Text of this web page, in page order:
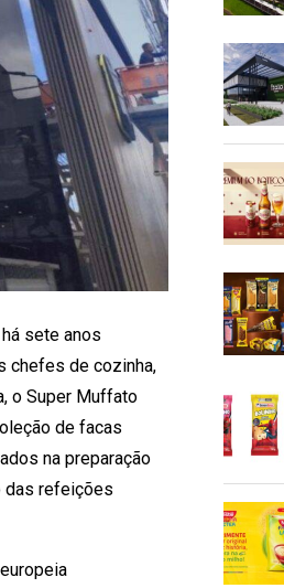
sete anos
chefes de cozinha,
o Super Muffato
de facas
na preparação
das refeições